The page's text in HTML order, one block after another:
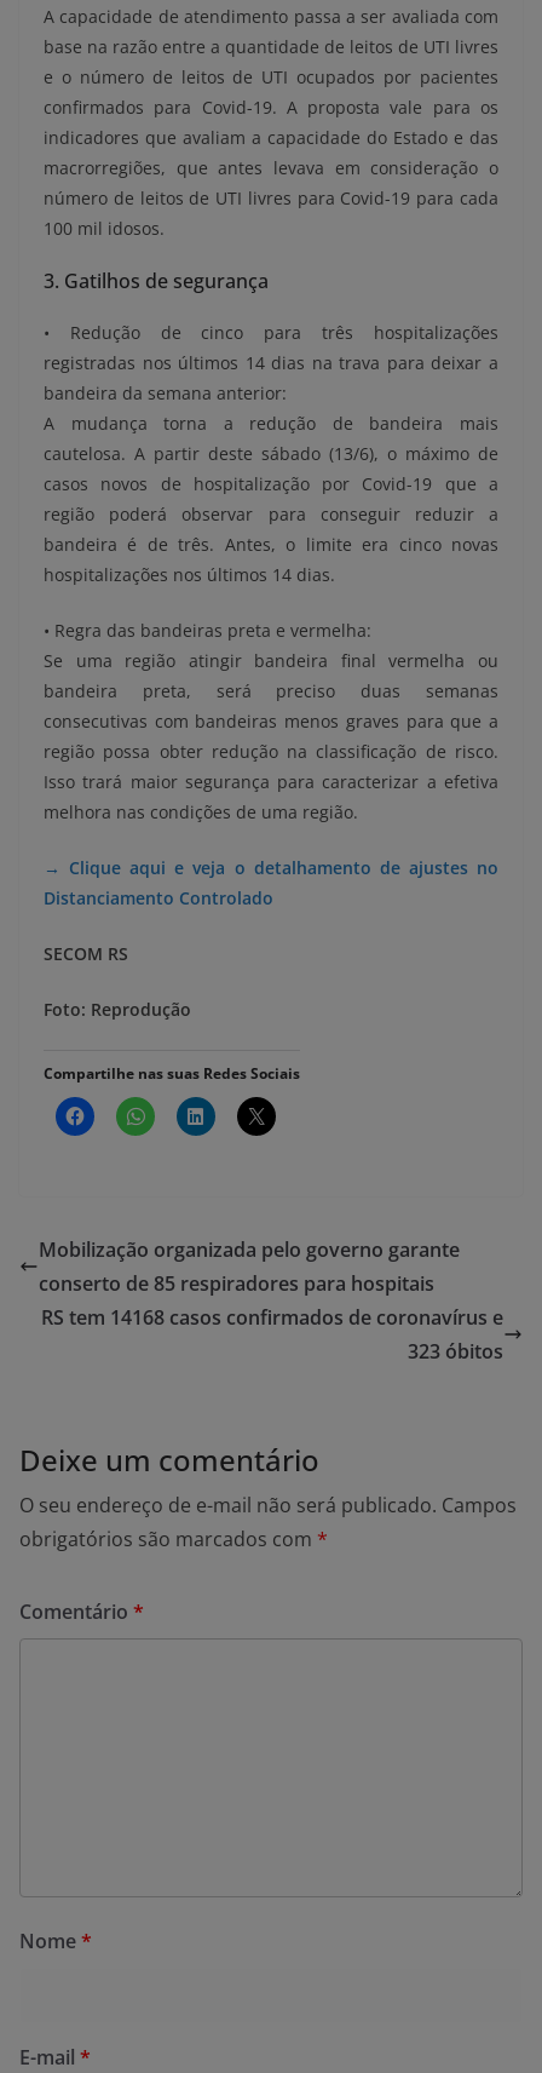
A capacidade de atendimento passa a ser avaliada com
base na razão entre a quantidade de leitos de UTI livres
e o número de leitos de UTI ocupados por pacientes
confirmados para Covid-19. A proposta vale para os
indicadores que avaliam a capacidade do Estado e das
macrorregiões, que antes levava em consideração o
número de leitos de UTI livres para Covid-19 para cada
100 mil idosos.
3. Gatilhos de segurança
• Redução de cinco para três hospitalizações
registradas nos últimos 14 dias na trava para deixar a
bandeira da semana anterior:
A mudança torna a redução de bandeira mais
cautelosa. A partir deste sábado (13/6), o máximo de
casos novos de hospitalização por Covid-19 que a
região poderá observar para conseguir reduzir a
bandeira é de três. Antes, o limite era cinco novas
hospitalizações nos últimos 14 dias.
• Regra das bandeiras preta e vermelha:
Se uma região atingir bandeira final vermelha ou
bandeira preta, será preciso duas semanas
consecutivas com bandeiras menos graves para que a
região possa obter redução na classificação de risco.
Isso trará maior segurança para caracterizar a efetiva
melhora nas condições de uma região.
→ Clique aqui e veja o detalhamento de ajustes no
Distanciamento Controlado
SECOM RS
Foto: Reprodução
Compartilhe nas suas Redes Sociais
Mobilização organizada pelo governo garante
conserto de 85 respiradores para hospitais
RS tem 14168 casos confirmados de coronavírus e
323 óbitos
Deixe um comentário
O seu endereço de e-mail não será publicado. Campos
obrigatórios são marcados com *
Comentário *
Nome*
E-mail *